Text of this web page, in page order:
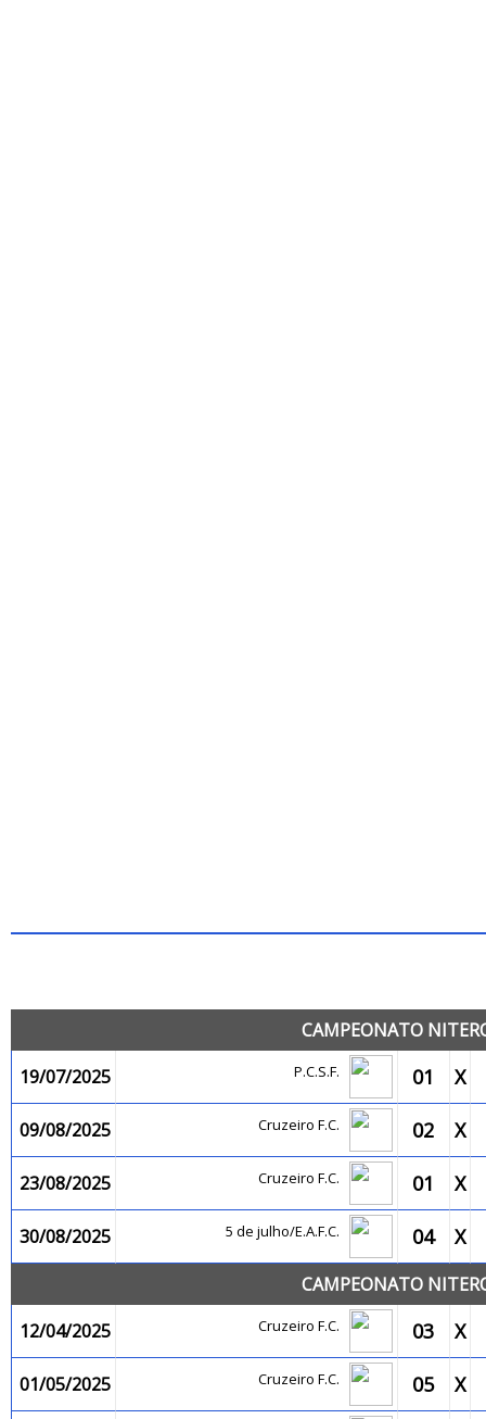
CAMPEONATO
19/07/2025
P.C.S.F. 01 X
09/08/2025 Cruzeiro F.C. 02 X
23/08/2025 Cruzeiro F.C. 01 X
30/08/2025 5 de julho/E.A.F.C. 04 X
CAMPEONATO
12/04/2025
Cruzeiro F.C. 03 X
01/05/2025 Cruzeiro F.C. 05 X